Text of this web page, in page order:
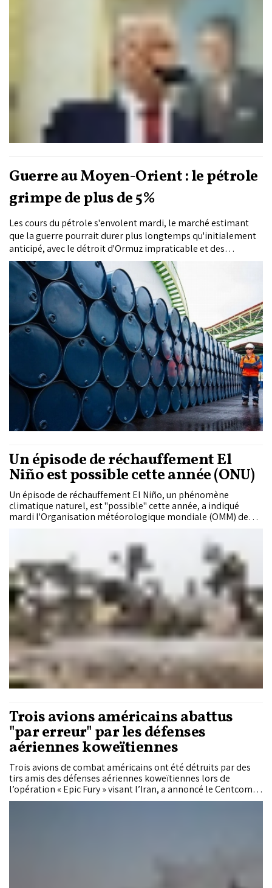
américaines. Interrogé par le journal new-yorkais sur l’après-
Khamenei, il a esquissé plusieurs scénarios pour l’avenir
politique de Téhéran, évoquant à la fois une transition
inspirée du précédent vénézuélien et la possibilité d’un
Guerre au Moyen-Orient : le pétrole
grimpe de plus de 5%
Les cours du pétrole s'envolent mardi, le marché estimant
que la guerre pourrait durer plus longtemps qu'initialement
anticipé, avec le détroit d'Ormuz impraticable et des
infrastructures énergétiques ciblées.
Un épisode de réchauffement El
Niño est possible cette année (ONU)
Un épisode de réchauffement El Niño, un phénomène
climatique naturel, est "possible" cette année, a indiqué
mardi l'Organisation météorologique mondiale (OMM) de
probabilité qui augmente jusqu'à atteindre environ 40%.
Trois avions américains abattus
"par erreur" par les défenses
aériennes koweïtiennes
Trois avions de combat américains ont été détruits par des
tirs amis des défenses aériennes koweïtiennes lors de
l’opération « Epic Fury » visant l’Iran, a annoncé le Centcom.
Les six membres d’équipage ont été secourus sains et saufs